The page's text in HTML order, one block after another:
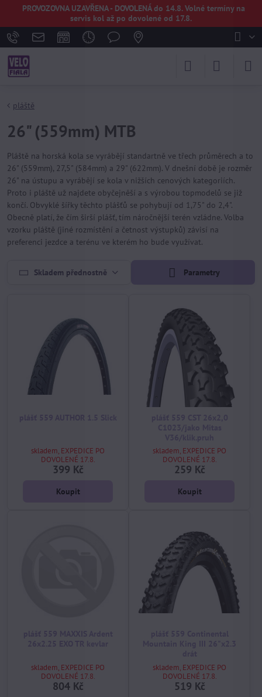
PROVOZOVNA UZAVŘENA - DOVOLENÁ do 14.8. Volné termíny na
servis kol až po dovolené od 17.8.
pláště
26" (559mm) MTB
Pláště na horská kola se vyrábějí standartně ve třech průměrech a to
26" (559mm), 27,5" (584mm) a 29" (622mm). V dnešní době je rozměr
26" na ústupu a vyrábějí se kola v nižších cenových kategoriích.
Proto i pláště už najdete obyčejněší a s výrobou topmodelů se již
končí. Obvyklé šířky těchto plášťů se pohybují od 1,75" do 2,4".
Obecně platí, že čím širší plášť, tím náročnější terén vzládne. Volba
vzorku pláště (jiné rozmístění a četnost výstupků) závisí na
preferenci jezdce a terénu ve kterém ho bude využívat.
Skladem přednostně Parametry
skladem, EXPEDICE PO
DOVOLENÉ 17.8.
399 Kč
Koupit
skladem, EXPEDICE PO
DOVOLENÉ 17.8.
259 Kč
Koupit
skladem, EXPEDICE PO
DOVOLENÉ 17.8.
804 Kč
skladem, EXPEDICE PO
DOVOLENÉ 17.8.
519 Kč